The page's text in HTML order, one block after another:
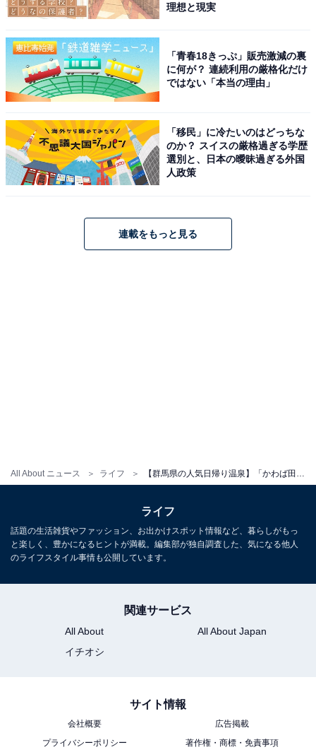
All About ニュース ライフ
アクセス
所在地：群馬県利根郡川場村立岩673-2
アクセス：詳細な公共交通機関・車でのアクセスルート
は公式サイトをご確認ください。
料金
※タオル・館内着の有無等の補足や入館料の詳細は公式
サイトをご確認ください。
理想と現実
「青春18きっぷ」販売激減の裏
に何が？ 連続利用の厳格化だけ
ではない「本当の理由」
「移民」に冷たいのはどっちな
のか？ スイスの厳格過ぎる学歴
選別と、日本の曖昧過ぎる外国
人政策
連載をもっと見る
ライフ
話題の生活雑貨やファッション、お出かけスポット情報など、暮らしがもっ
と楽しく、豊かになるヒントが満載。編集部が独自調査した、気になる他人
のライフスタイル事情も公開しています。
関連サービス
All About
All About Japan
イチオシ
サイト情報
会社概要
広告掲載
プライバシーポリシー
著作権・商標・免責事項